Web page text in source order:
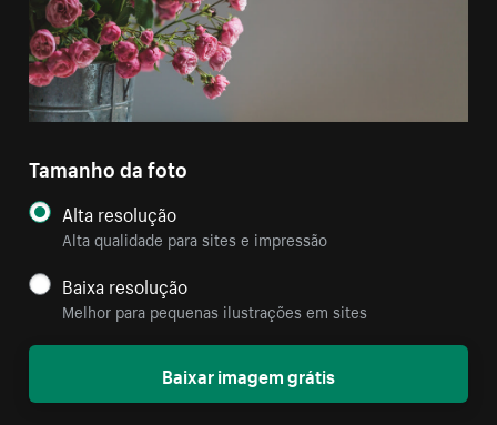
Tamanho da foto
Alta resolução
Alta qualidade para sites e impressão
Baixa resolução
Melhor para pequenas ilustrações em sites
Baixar imagem grátis